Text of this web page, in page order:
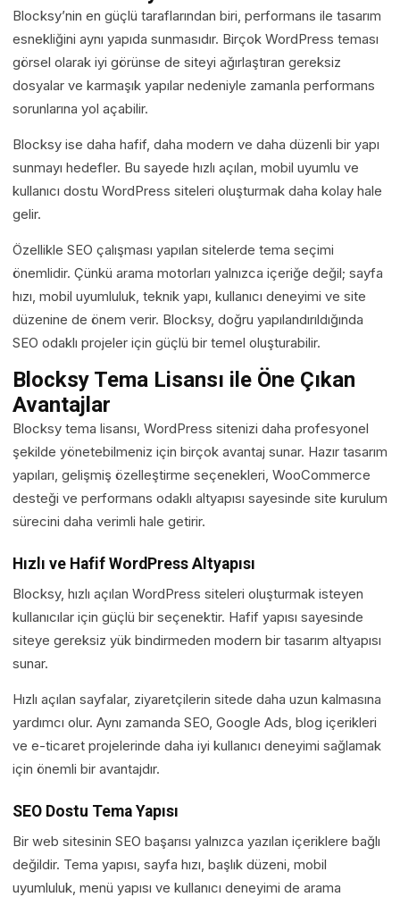
Blocksy’nin en güçlü taraflarından biri, performans ile tasarım
esnekliğini aynı yapıda sunmasıdır. Birçok WordPress teması
görsel olarak iyi görünse de siteyi ağırlaştıran gereksiz
dosyalar ve karmaşık yapılar nedeniyle zamanla performans
sorunlarına yol açabilir.
Blocksy ise daha hafif, daha modern ve daha düzenli bir yapı
sunmayı hedefler. Bu sayede hızlı açılan, mobil uyumlu ve
kullanıcı dostu WordPress siteleri oluşturmak daha kolay hale
gelir.
Özellikle SEO çalışması yapılan sitelerde tema seçimi
önemlidir. Çünkü arama motorları yalnızca içeriğe değil; sayfa
hızı, mobil uyumluluk, teknik yapı, kullanıcı deneyimi ve site
düzenine de önem verir. Blocksy, doğru yapılandırıldığında
SEO odaklı projeler için güçlü bir temel oluşturabilir.
Blocksy Tema Lisansı ile Öne Çıkan
Avantajlar
Blocksy tema lisansı, WordPress sitenizi daha profesyonel
şekilde yönetebilmeniz için birçok avantaj sunar. Hazır tasarım
yapıları, gelişmiş özelleştirme seçenekleri, WooCommerce
desteği ve performans odaklı altyapısı sayesinde site kurulum
sürecini daha verimli hale getirir.
Hızlı ve Hafif WordPress Altyapısı
Blocksy, hızlı açılan WordPress siteleri oluşturmak isteyen
kullanıcılar için güçlü bir seçenektir. Hafif yapısı sayesinde
siteye gereksiz yük bindirmeden modern bir tasarım altyapısı
sunar.
Hızlı açılan sayfalar, ziyaretçilerin sitede daha uzun kalmasına
yardımcı olur. Aynı zamanda SEO, Google Ads, blog içerikleri
ve e-ticaret projelerinde daha iyi kullanıcı deneyimi sağlamak
için önemli bir avantajdır.
SEO Dostu Tema Yapısı
Bir web sitesinin SEO başarısı yalnızca yazılan içeriklere bağlı
değildir. Tema yapısı, sayfa hızı, başlık düzeni, mobil
uyumluluk, menü yapısı ve kullanıcı deneyimi de arama